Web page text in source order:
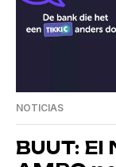
NOTICIAS
BUUT: